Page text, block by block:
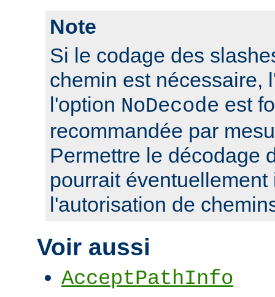
Note
Si le codage des
chemin est nécessaire,
l'option NoDecode est
recommandée par
Permettre le décodage
pourrait éventuellement
l'autorisation de
Voir aussi
AcceptPathInfo